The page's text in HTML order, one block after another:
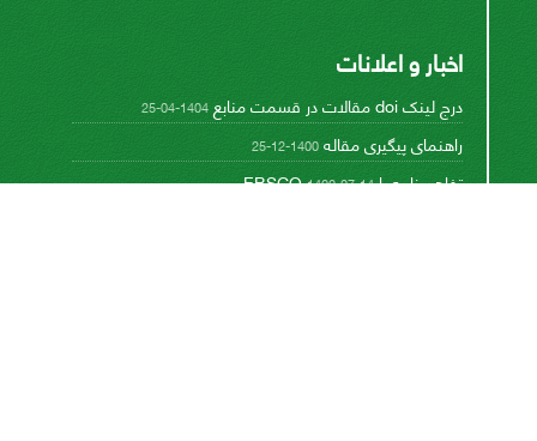
اخبار و اعلانات
درج لینک doi مقالات در قسمت منابع 1404-04-25
راهنمای پیگیری مقاله 1400-12-25
تفاهم نامه با EBSCO1400-07-14